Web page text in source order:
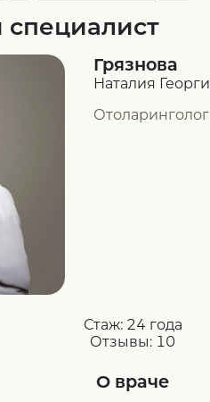
Грязнова
Наталия
Стаж: 24 года
Отзывы: 10
О враче